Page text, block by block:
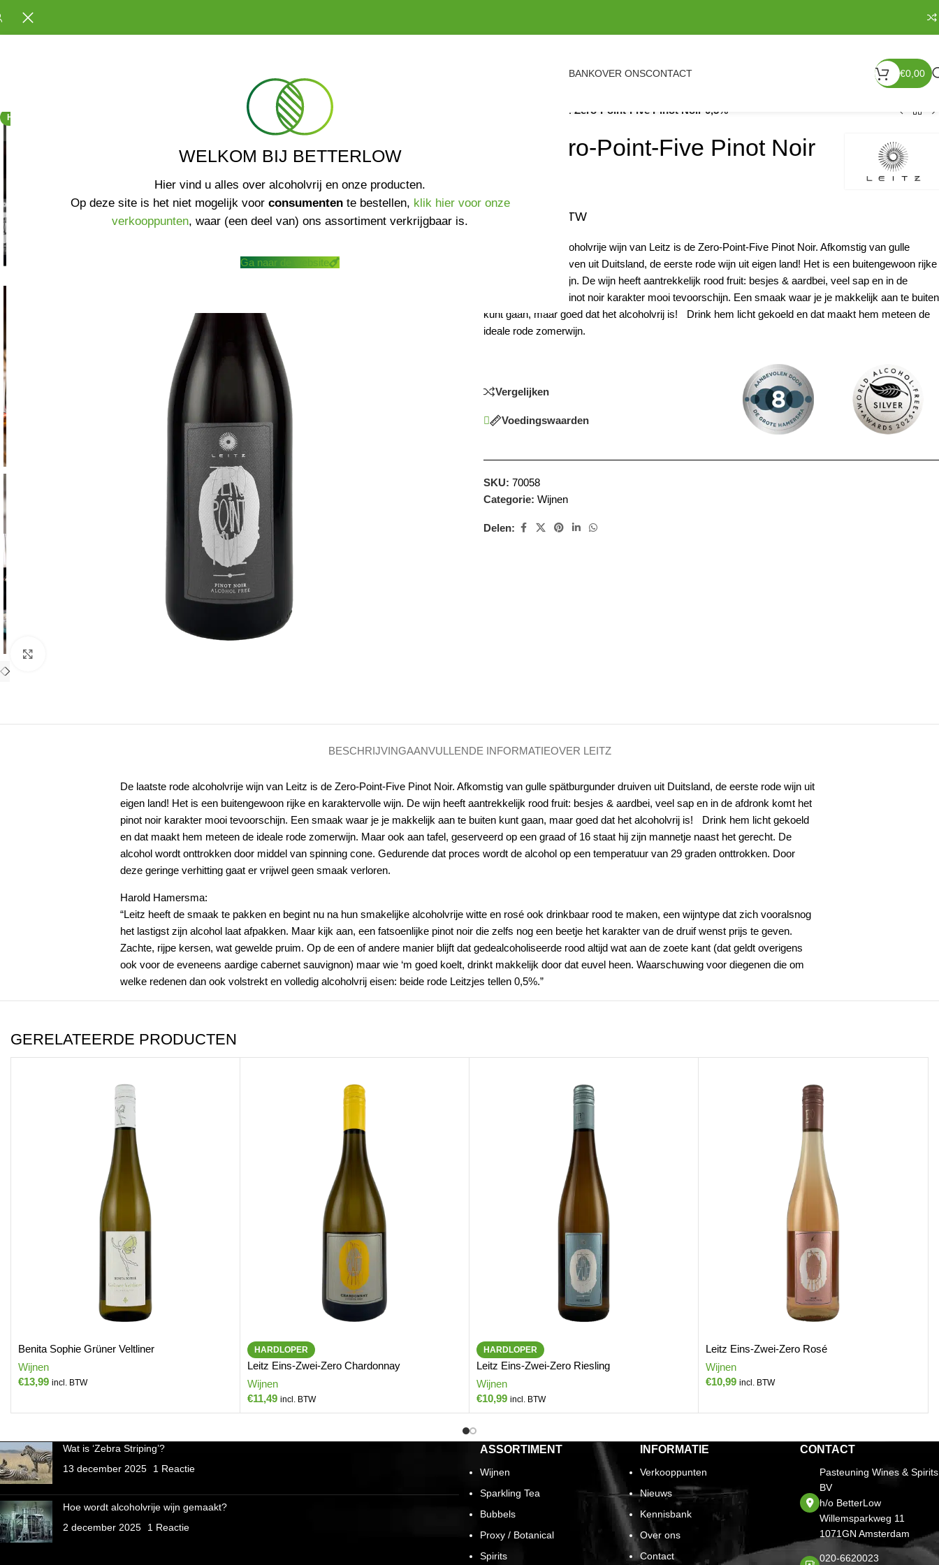
WELKOM BIJ BETTERLOW
Hier vind u alles over alcoholvrij en onze producten.
Op deze site is het niet mogelijk voor consumentente bestellen, klik hier voor onze
verkooppunten, waar (een deel van) ons assortiment verkrijgbaar is.
Ga naar de website
KENNISBANKOVER ONSCONTACT €0,00
HARDLOPER
Leitz Zero-Point-Five Pinot Noir 0,5%
Leitz Zero-Point-Five Pinot Noir
incl. BTW
De laatste rode alcoholvrije wijn van Leitz is de Zero-Point-Five Pinot Noir. Afkomstig van gulle
spätburgunder druiven uit Duitsland, de eerste rode wijn uit eigen land! Het is een buitengewoon rijke
en karaktervolle wijn. De wijn heeft aantrekkelijk rood fruit: besjes & aardbei, veel sap en in de
afdronk komt het pinot noir karakter mooi tevoorschijn. Een smaak waar je je makkelijk aan te buiten
kunt gaan, maar goed dat het alcoholvrij is! Drink hem licht gekoeld en dat maakt hem meteen de
ideale rode zomerwijn.
Vergelijken
Voedingswaarden
SKU: 70058
Categorie: Wijnen
Delen:
BESCHRIJVINGAANVULLENDE INFORMATIEOVER LEITZ
De laatste rode alcoholvrije wijn van Leitz is de Zero-Point-Five Pinot Noir. Afkomstig van gulle spätburgunder druiven uit Duitsland, de eerste rode wijn uit
eigen land! Het is een buitengewoon rijke en karaktervolle wijn. De wijn heeft aantrekkelijk rood fruit: besjes & aardbei, veel sap en in de afdronk komt het
pinot noir karakter mooi tevoorschijn. Een smaak waar je je makkelijk aan te buiten kunt gaan, maar goed dat het alcoholvrij is! Drink hem licht gekoeld
en dat maakt hem meteen de ideale rode zomerwijn. Maar ook aan tafel, geserveerd op een graad of 16 staat hij zijn mannetje naast het gerecht. De
alcohol wordt onttrokken door middel van spinning cone. Gedurende dat proces wordt de alcohol op een temperatuur van 29 graden onttrokken. Door
deze geringe verhitting gaat er vrijwel geen smaak verloren.
Harold Hamersma:
“Leitz heeft de smaak te pakken en begint nu na hun smakelijke alcoholvrije witte en rosé ook drinkbaar rood te maken, een wijntype dat zich vooralsnog
het lastigst zijn alcohol laat afpakken. Maar kijk aan, een fatsoenlijke pinot noir die zelfs nog een beetje het karakter van de druif wenst prijs te geven.
Zachte, rijpe kersen, wat gewelde pruim. Op de een of andere manier blijft dat gedealcoholiseerde rood altijd wat aan de zoete kant (dat geldt overigens
ook voor de eveneens aardige cabernet sauvignon) maar wie ‘m goed koelt, drinkt makkelijk door dat euvel heen. Waarschuwing voor diegenen die om
welke redenen dan ook volstrekt en volledig alcoholvrij eisen: beide rode Leitzjes tellen 0,5%.”
GERELATEERDE PRODUCTEN
Benita Sophie Grüner Veltliner
Wijnen
€13,99 incl. BTW
HARDLOPER
Leitz Eins-Zwei-Zero Chardonnay
Wijnen
€11,49 incl. BTW
HARDLOPER
Leitz Eins-Zwei-Zero Riesling
Wijnen
€10,99 incl. BTW
Leitz Eins-Zwei-Zero Rosé
Wijnen
€10,99 incl. BTW
Wat is ‘Zebra Striping’?
13 december 2025
1 Reactie
Hoe wordt alcoholvrije wijn gemaakt?
2 december 2025
1 Reactie
ASSORTIMENT
Wijnen
Sparkling Tea
Bubbels
Proxy / Botanical
Spirits
INFORMATIE
Verkooppunten
Nieuws
Kennisbank
Over ons
Contact
CONTACT
Pasteuning Wines & Spirits
BV
h/o BetterLow
Willemsparkweg 11
1071GN Amsterdam
020-6620023